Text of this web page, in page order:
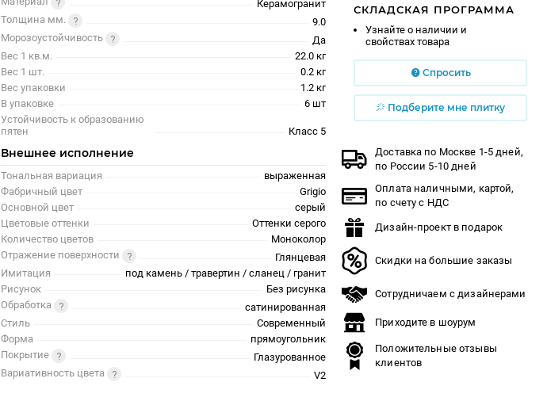
Керамогранит
Толщина мм.
9.0
Морозоустойчивость
Да
Вес 1 кв.м.
22.0 кг
Вес 1 шт.
0.2 кг
Вес упаковки
1.2 кг
В упаковке
6 шт
Устойчивость к образованию
пятен
Класс 5
Внешнее исполнение
Тональная вариация
выраженная
Фабричный цвет
Grigio
Основной цвет
серый
Цветовые оттенки
Оттенки серого
Количество цветов
Моноколор
Отражение поверхности
Глянцевая
Имитация
под камень / травертин / сланец / гранит
Рисунок
Без рисунка
Обработка
сатинированная
Стиль
Современный
Форма
прямоугольник
Покрытие
Глазурованное
Вариативность цвета
V2
СКЛАДСКАЯ ПРОГРАММА
Узнайте о наличии и
свойствах товара
Спросить
Подберите мне плитку
Доставка по Москве 1-5 дней,
по России 5-10 дней
Оплата наличными, картой,
по счету с НДС
Дизайн-проект в подарок
Скидки на большие заказы
Сотрудничаем с дизайнерами
Приходите в шоурум
Положительные отзывы
клиентов